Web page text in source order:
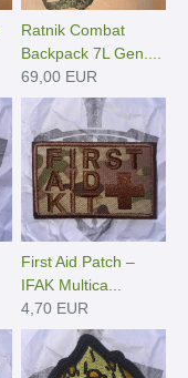
Ratnik Combat
Backpack 7L Gen....
69,00 EUR
First Aid Patch –
IFAK Multica...
4,70 EUR